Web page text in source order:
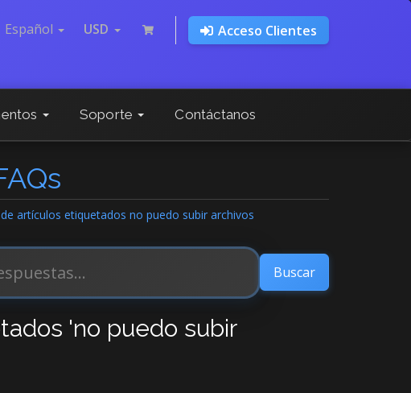
Español USD Acceso Clientes
Soporte Contáctanos
artículos etiquetados no puedo subir archivos
'no puedo subir